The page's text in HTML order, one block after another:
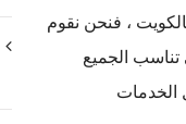
، فنحن نقوم
تناسب الجميع
الخدمات